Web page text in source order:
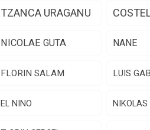
TZANCA URAGANU
NICOLAE GUTA NANE
FLORIN SALAM LUIS
EL NINO NIKOLAS